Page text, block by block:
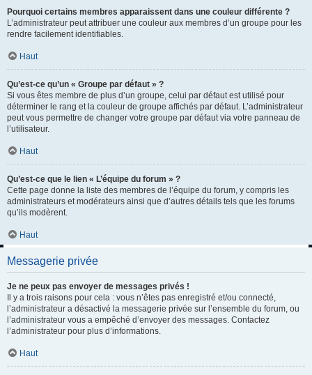
Pourquoi certains membres apparaissent dans une couleur différente ?
L’administrateur peut attribuer une couleur aux membres d’un groupe pour les
rendre facilement identifiables.
Haut
Qu’est-ce qu’un « Groupe par défaut » ?
Si vous êtes membre de plus d’un groupe, celui par défaut est utilisé pour
déterminer le rang et la couleur de groupe affichés par défaut. L’administrateur
peut vous permettre de changer votre groupe par défaut via votre panneau de
l’utilisateur.
Haut
Qu’est-ce que le lien « L’équipe du forum » ?
Cette page donne la liste des membres de l’équipe du forum, y compris les
administrateurs et modérateurs ainsi que d’autres détails tels que les forums
qu’ils modèrent.
Haut
Messagerie privée
Je ne peux pas envoyer de messages privés !
Il y a trois raisons pour cela : vous n’êtes pas enregistré et/ou connecté,
l’administrateur a désactivé la messagerie privée sur l’ensemble du forum, ou
l’administrateur vous a empêché d’envoyer des messages. Contactez
l’administrateur pour plus d’informations.
Haut